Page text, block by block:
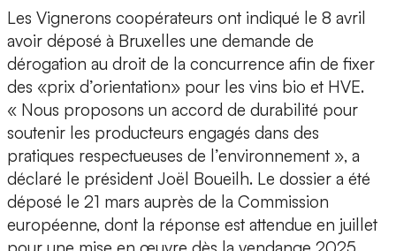
Les Vignerons coopérateurs ont indiqué le 8 avril
avoir déposé à Bruxelles une demande de
dérogation au droit de la concurrence afin de fixer
des «prix d’orientation» pour les vins bio et HVE.
« Nous proposons un accord de durabilité pour
soutenir les producteurs engagés dans des
pratiques respectueuses de l’environnement », a
déclaré le président Joël Boueilh. Le dossier a été
déposé le 21 mars auprès de la Commission
européenne, dont la réponse est attendue en juillet